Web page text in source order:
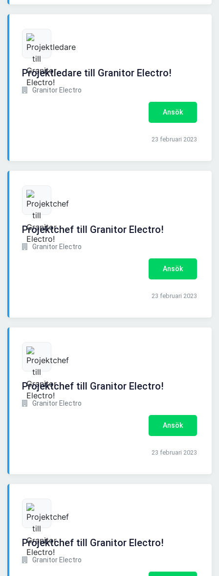
Projektledare till Granitor Electro!
Granitor Electro
Ansök
23 februari 2023
Projektchef till Granitor Electro!
Granitor Electro
Ansök
23 februari 2023
Projektchef till Granitor Electro!
Granitor Electro
Ansök
23 februari 2023
Projektchef till Granitor Electro!
Granitor Electro